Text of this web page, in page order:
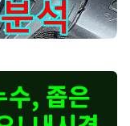
수, 좁은